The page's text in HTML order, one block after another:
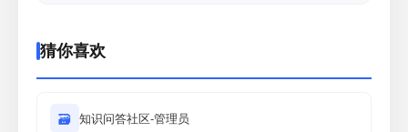
猜你喜欢
🗃 知识问答社区-管理员